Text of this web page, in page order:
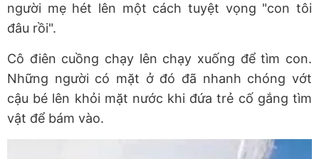
người mẹ hét lên một cách tuyệt vọng "con tôi
đâu rồi".
Cô điên cuồng chạy lên chạy xuống để tìm con.
Những người có mặt ở đó đã nhanh chóng vớt
cậu bé lên khỏi mặt nước khi đứa trẻ cố gắng tìm
vật để bám vào.